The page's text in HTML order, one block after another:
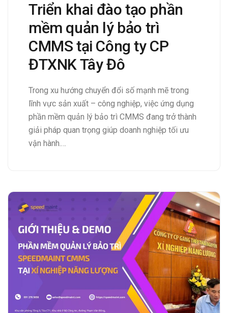
Triển khai đào tạo phần
mềm quản lý bảo trì
CMMS tại Công ty CP
ĐTXNK Tây Đô
Trong xu hướng chuyển đổi số mạnh mẽ trong
lĩnh vực sản xuất – công nghiệp, việc ứng dụng
phần mềm quản lý bảo trì CMMS đang trở thành
giải pháp quan trọng giúp doanh nghiệp tối ưu
vận hành.…